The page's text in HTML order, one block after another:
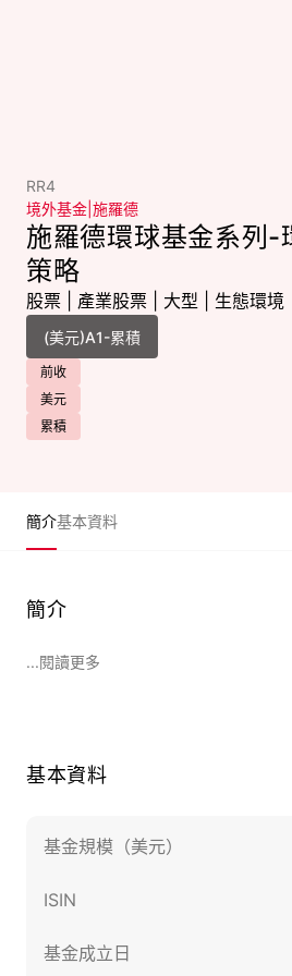
RR4
境外基金 施羅德
施羅德環球基金系列-
策略
股票 產業股票 大型 生態環境
前收
美元
累積
簡介基本資料
簡介
...閱讀更多
基本資料
基金規模（美元）
ISIN
基金成立日